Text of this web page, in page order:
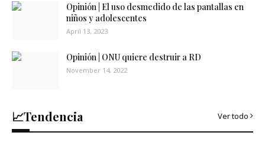
Opinión | El uso desmedido de las pantallas en
niños y adolescentes
April 13, 2023
Opinión | ONU quiere destruir a RD
November 14, 2022
📈Tendencia Ver todo